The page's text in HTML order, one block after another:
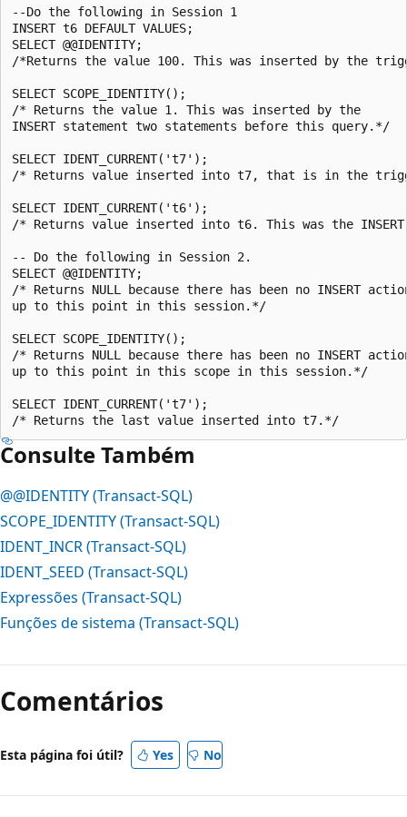
--Do the following in Session 1
INSERT t6 DEFAULT VALUES;
SELECT @@IDENTITY;
/*Returns the value 100. This was inserted by the
SELECT SCOPE_IDENTITY();
/* Returns the value 1. This was inserted by the
INSERT statement two statements before this query.*/
SELECT IDENT_CURRENT('t7');
/* Returns value inserted into t7, that is in the
SELECT IDENT_CURRENT('t6');
/* Returns value inserted into t6. This was the
-- Do the following in Session 2.
SELECT @@IDENTITY;
/* Returns NULL because there has been no INSERT
up to this point in this session.*/
SELECT SCOPE_IDENTITY();
/* Returns NULL because there has been no INSERT
up to this point in this scope in this session.*/
SELECT IDENT_CURRENT('t7');
Consulte Também
@@IDENTITY (Transact-SQL)
SCOPE_IDENTITY (Transact-SQL)
IDENT_INCR (Transact-SQL)
IDENT_SEED (Transact-SQL)
Expressões (Transact-SQL)
Funções de sistema (Transact-SQL)
Comentários
Esta página foi útil? Yes No